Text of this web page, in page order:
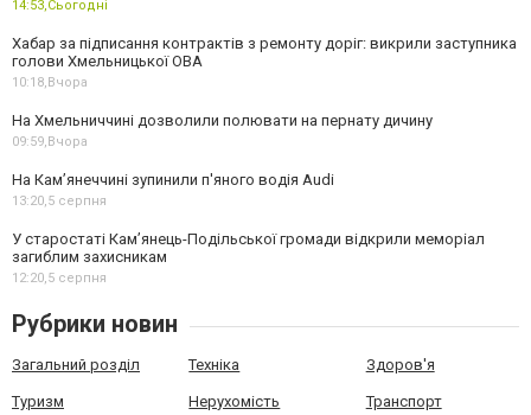
14:53,Сьогодні
Хабар за підписання контрактів з ремонту доріг: викрили заступника
голови Хмельницької ОВА
10:18, Вчора
На Хмельниччині дозволили полювати на пернату дичину
09:59, Вчора
На Камʼянеччині зупинили п'яного водія Audi
13:20,5 серпня
У старостаті Кам’янець-Подільської громади відкрили меморіал
загиблим захисникам
12:20,5 серпня
Рубрики новин
Загальний розділ Техніка Здоров'я
Туризм Нерухомість Транспорт